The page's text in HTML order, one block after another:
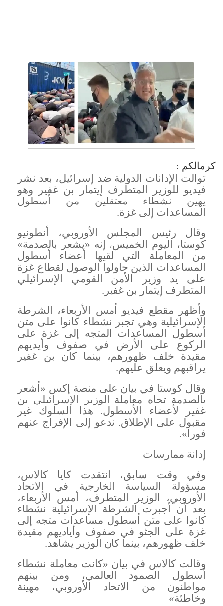
كرمالكم :
توالت الإدانات الدولية ضد إسرائيل، بعد نشر
فيديو للوزير المتطرف إيتمار بن غفير وهو
يهين نشطاء معتقلين من أسطول
المساعدات إلى غزة.
وقال رئيس المجلس الأوروبي، أنطونيو
كوستا، اليوم الخميس، إنه «يشعر بالصدمة»
من المعاملة التي لقيها أعضاء أسطول
المساعدات الذين حاولوا الوصول لقطاع غزة
على يد وزير الأمن القومي الإسرائيلي
المتطرف إيتمار بن غفير .
وأظهر مقطع فيديو أمس الأربعاء، الشرطة
الإسرائيلية وهي تجبر نشطاء كانوا على متن
أسطول المساعدات المتجه إلى غزة على
الركوع على الأرض في صفوف وأيديهم
مقيدة خلف ظهورهم، بينما كان بن غفير
يراقبهم ويعلق عليهم.
وقال كوستا في بيان على منصة إكس «أشعر
بالصدمة تجاه معاملة الوزير الإسرائيلي بن
غفير لأعضاء الأسطول. هذا السلوك غير
مقبول على الإطلاق. ندعو إلى الإفراج عنهم
فورا ».
إدانة ممارسات
وفي وقت سابق، انتقدت كايا كالاس،
مسؤولة السياسة الخارجية في الاتحاد
الأوروبي، الوزير المتطرف، أمس الأربعاء،
بعد أن أجبرت الشرطة الإسرائيلية نشطاء
كانوا على متن أسطول مساعدات متجه إلى
غزة على الجثو في صفوف وأياديهم مقيدة
خلف ظهورهم، بينما كان الوزير يشاهد.
وقالت كالاس في بيان «كانت معاملة نشطاء
أسطول الصمود العالمي، ومن بينهم
مواطنون من الاتحاد الأوروبي، مهينة
وخاطئة»